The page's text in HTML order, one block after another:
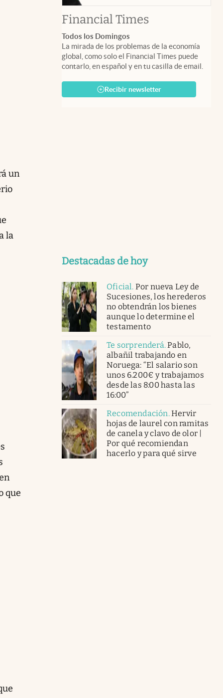
un
la
que
Financial Timesabre en
Todos los Domingos
La mirada de los problemas de la economía
global, como solo el Financial Times puede
contarlo, en español y en tu casilla de email.
Recibir newsletter
Destacadas de hoy
Oficial. Por nueva Ley de
Sucesiones, los herederos
no obtendrán los bienes
aunque lo determine el
testamento
Te sorprenderá.Pablo,
albañil trabajando en
Noruega: “El salario son
unos 6.200€ y trabajamos
desde las 8:00 hasta las
16:00”
Recomendación.Hervir
hojas de laurel con ramitas
de canela y clavo de olor |
Por qué recomiendan
hacerlo y para qué sirve